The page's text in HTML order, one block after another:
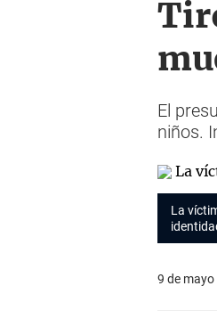
El
niños.
La
9 de mayo